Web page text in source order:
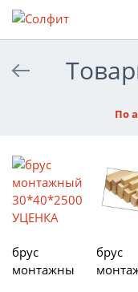
По
брус
монтажны
брус